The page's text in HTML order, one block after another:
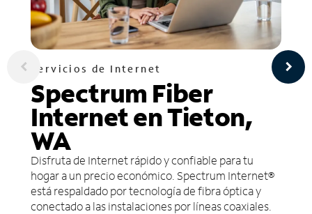
Servicios de Internet
Spectrum Fiber
Internet en Tieton,
WA
Disfruta de Internet rápido y confiable para tu
hogar a un precio económico. Spectrum Internet®
está respaldado por tecnología de fibra óptica y
conectado a las instalaciones por líneas coaxiales.